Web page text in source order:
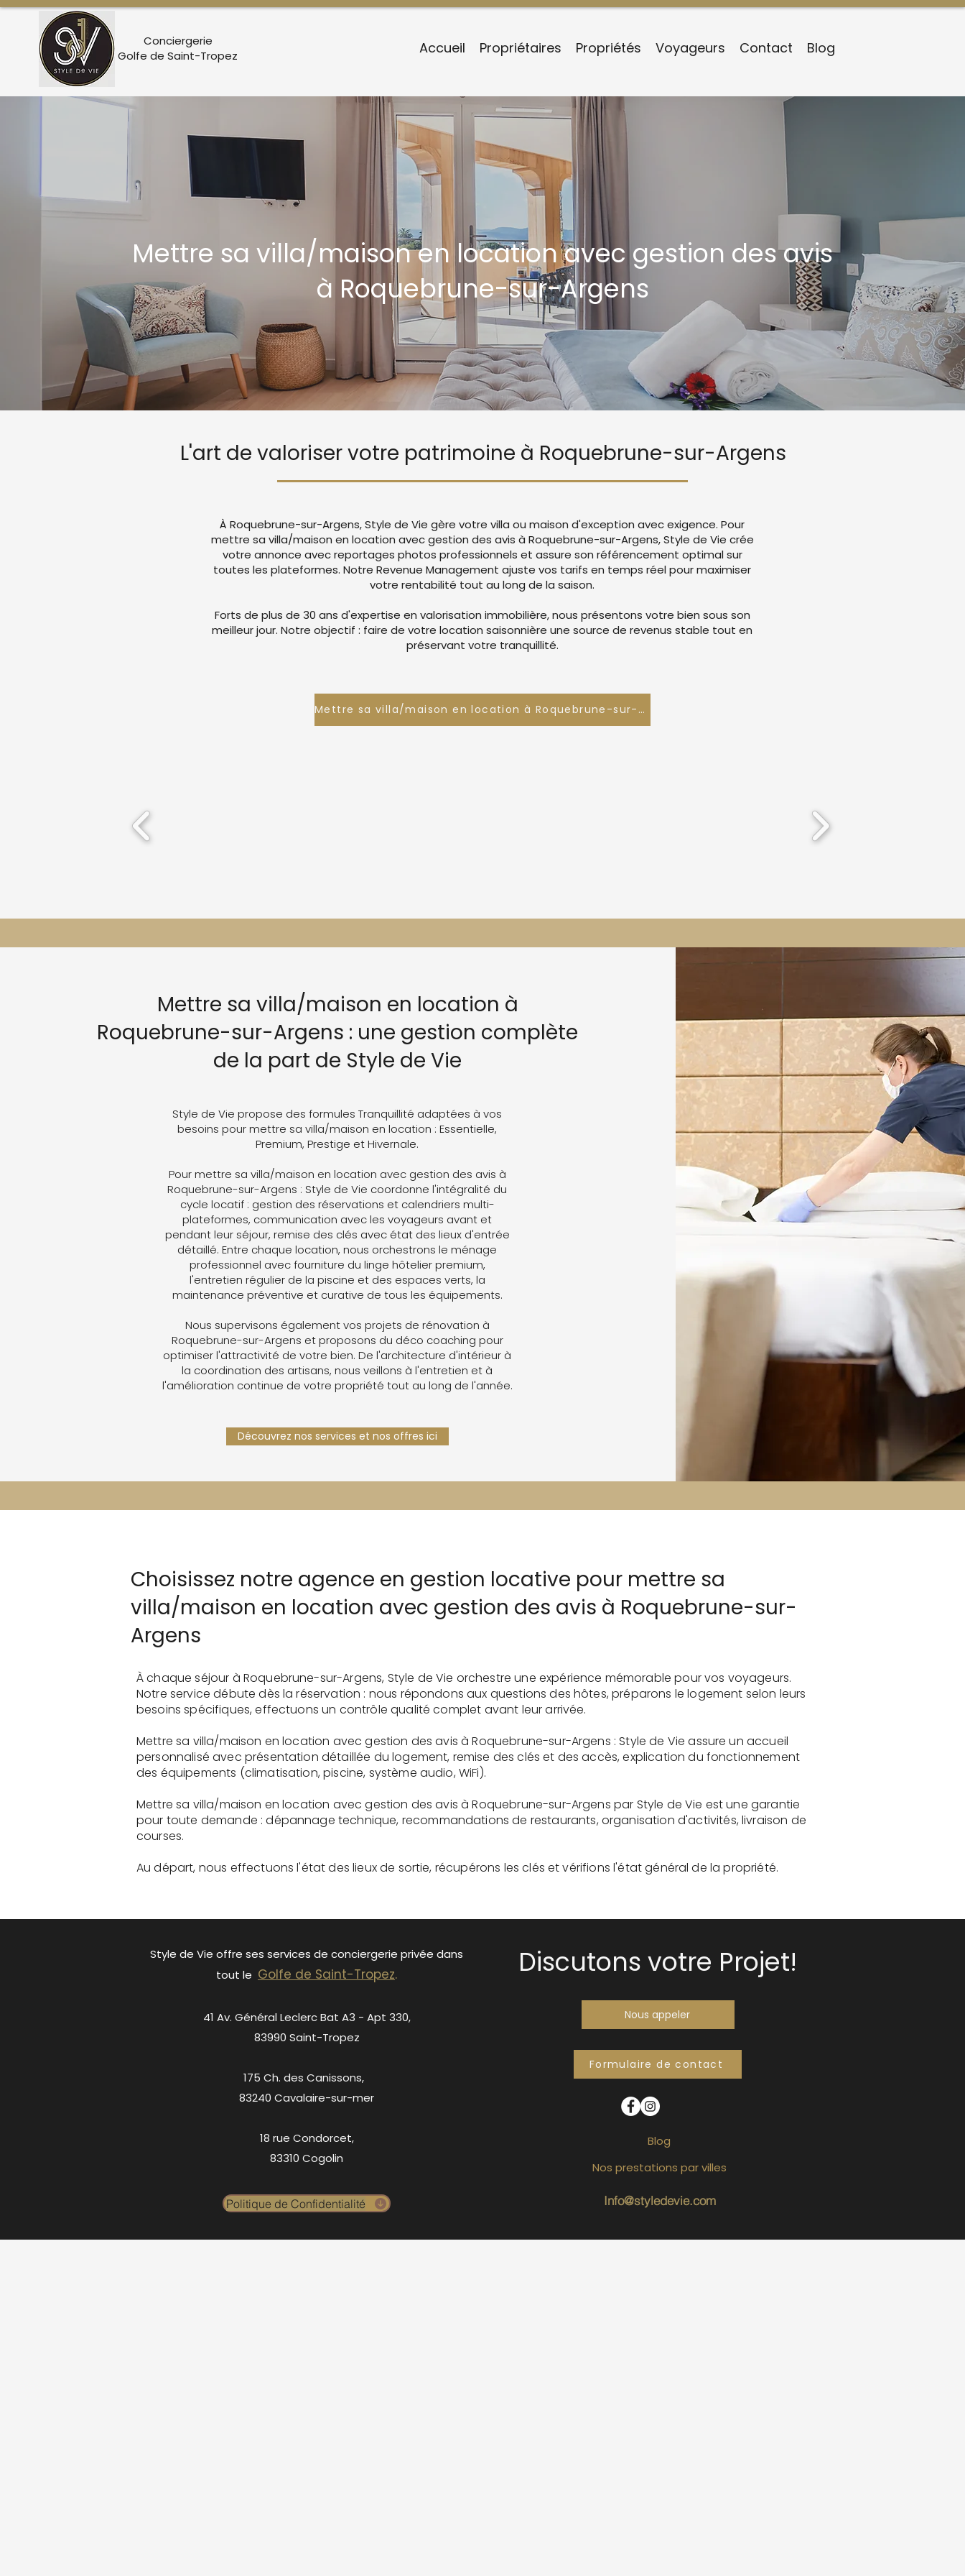
Conciergerie
Golfe de Saint-Tropez
Accueil Propriétaires Propriétés Voyageurs Contact Blog
Mettre sa villa/maison en location avec gestion des avis
à Roquebrune-sur-Argens
L'art de valoriser votre patrimoine à Roquebrune-sur-Argens
À Roquebrune-sur-Argens, Style de Vie gère votre villa ou maison d'exception avec exigence. Pour
mettre sa villa/maison en location avec gestion des avis à Roquebrune-sur-Argens, Style de Vie crée
votre annonce avec reportages photos professionnels et assure son référencement optimal sur
toutes les plateformes. Notre Revenue Management ajuste vos tarifs en temps réel pour maximiser
votre rentabilité tout au long de la saison.
Forts de plus de 30 ans d'expertise en valorisation immobilière, nous présentons votre bien sous son
meilleur jour. Notre objectif : faire de votre location saisonnière une source de revenus stable tout en
préservant votre tranquillité.
Mettre sa villa/maison en location à Roquebrune-sur-Argens
Mettre sa villa/maison en location à
Roquebrune-sur-Argens : une gestion complète
de la part de Style de Vie
Style de Vie propose des formules Tranquillité adaptées à vos
besoins pour mettre sa villa/maison en location : Essentielle,
Premium, Prestige et Hivernale.
Pour mettre sa villa/maison en location avec gestion des avis à
Roquebrune-sur-Argens : Style de Vie coordonne l'intégralité du
cycle locatif : gestion des réservations et calendriers multi-
plateformes, communication avec les voyageurs avant et
pendant leur séjour, remise des clés avec état des lieux d'entrée
détaillé. Entre chaque location, nous orchestrons le ménage
professionnel avec fourniture du linge hôtelier premium,
l'entretien régulier de la piscine et des espaces verts, la
maintenance préventive et curative de tous les équipements.
Nous supervisons également vos projets de rénovation à
Roquebrune-sur-Argens et proposons du déco coaching pour
optimiser l'attractivité de votre bien. De l'architecture d'intérieur à
la coordination des artisans, nous veillons à l'entretien et à
l'amélioration continue de votre propriété tout au long de l'année.
Découvrez nos services et nos offres ici
Choisissez notre agence en gestion locative pour mettre sa
villa/maison en location avec gestion des avis à Roquebrune-sur-
Argens
À chaque séjour à Roquebrune-sur-Argens, Style de Vie orchestre une expérience mémorable pour vos voyageurs.
Notre service débute dès la réservation : nous répondons aux questions des hôtes, préparons le logement selon leurs
besoins spécifiques, effectuons un contrôle qualité complet avant leur arrivée.
Mettre sa villa/maison en location avec gestion des avis à Roquebrune-sur-Argens : Style de Vie assure un accueil
personnalisé avec présentation détaillée du logement, remise des clés et des accès, explication du fonctionnement
des équipements (climatisation, piscine, système audio, WiFi).
Mettre sa villa/maison en location avec gestion des avis à Roquebrune-sur-Argens par Style de Vie est une garantie
pour toute demande : dépannage technique, recommandations de restaurants, organisation d'activités, livraison de
courses.
Au départ, nous effectuons l'état des lieux de sortie, récupérons les clés et vérifions l'état général de la propriété.
Style de Vie offre ses services de conciergerie privée dans
tout le Golfe de Saint-Tropez.
41 Av. Général Leclerc Bat A3 - Apt 330,
83990 Saint-Tropez
175 Ch. des Canissons,
83240 Cavalaire-sur-mer
18 rue Condorcet,
83310 Cogolin
Politique de Confidentialité
Discutons votre Projet!
Nous appeler
Formulaire de contact
Blog
Info@styledevie.com
Nos prestations par villes